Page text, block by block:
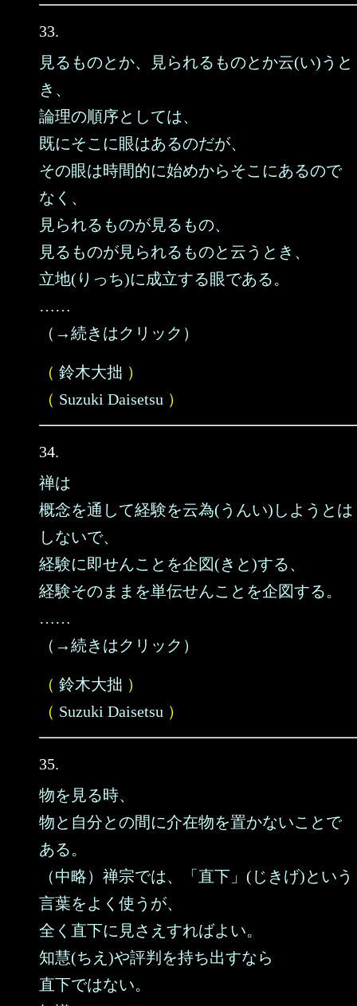
33.
見るものとか、見られるものとか云(い)うと
き、
論理の順序としては、
既にそこに眼はあるのだが、
その眼は時間的に始めからそこにあるので
なく、
見られるものが見るもの、
見るものが見られるものと云うとき、
立地(りっち)に成立する眼である。
……
（→続きはクリック）
（ 鈴木大拙 ）
（ Suzuki Daisetsu ）
34.
禅は
概念を通して経験を云為(うんい)しようとは
しないで、
経験に即せんことを企図(きと)する、
経験そのままを単伝せんことを企図する。
……
（→続きはクリック）
（ 鈴木大拙 ）
（ Suzuki Daisetsu ）
35.
物を見る時、
物と自分との間に介在物を置かないことで
ある。
（中略）禅宗では、「直下」(じきげ)という
言葉をよく使うが、
全く直下に見さえすればよい。
知慧(ちえ)や評判を持ち出すなら
直下ではない。